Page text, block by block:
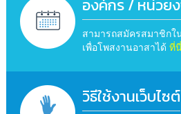
องค์กร / หน่วย
สามารถสมัครสมาชิก
เพื่อโพสงานอาสาได้ ที่
วิธีใช้งานเว็บไซต์